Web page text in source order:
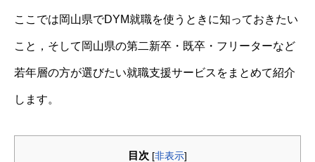
ここでは岡山県でDYM就職を使うときに知っておきたい
こと，そして岡山県の第二新卒・既卒・フリーターなど
若年層の方が選びたい就職支援サービスをまとめて紹介
します。
目次 [非表示]